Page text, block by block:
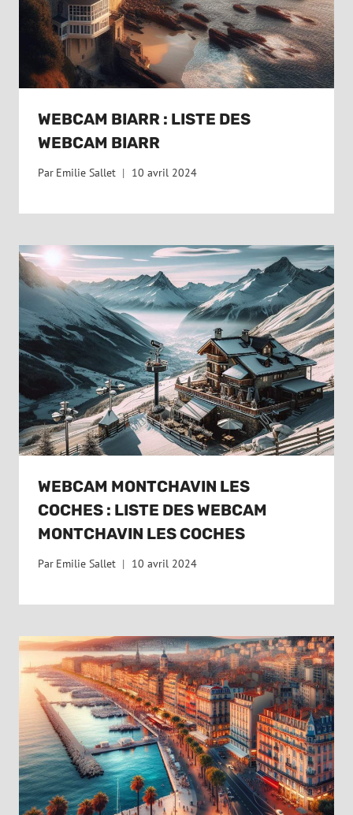
WEBCAM BIARR : LISTE DES
WEBCAM BIARR
Par Emilie Sallet 10 avril 2024
WEBCAM MONTCHAVIN LES
COCHES : LISTE DES WEBCAM
MONTCHAVIN LES COCHES
Par Emilie Sallet 10 avril 2024